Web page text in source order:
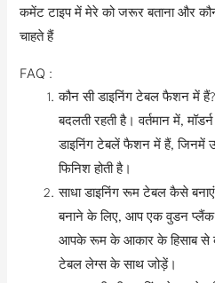
कमेंट टाइप में मेरे को जरूर बताना और
चाहते हैं
FAQ :
कौन सी डाइनिंग टेबल फैशन में
बदलती रहती है। वर्तमान में,
डाइनिंग टेबलें फैशन में हैं, जिनमें
फिनिश होती है।
साधा डाइनिंग रूम टेबल कैसे
बनाने के लिए, आप एक वुडन
आपके रूम के आकार के हिसाब से
टेबल लेग्स के साथ जोड़ें।